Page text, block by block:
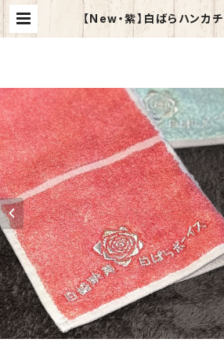
【New・紫】白ばらハンカ
白崎映美公式SHOP